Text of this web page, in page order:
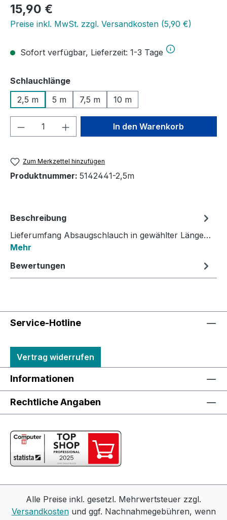
Regulärer Preis:
15,90 €
Preise inkl. MwSt. zzgl. Versandkosten (5,90 €)
Sofort verfügbar, Lieferzeit: 1-3 Tage
Schlauchlängeauswählen
2,5 m
5 m 7,5 m 10 m
Produkt Anzahl: Gib denIn den Warenkorb
Zum Merkzettel hinzufügen
Produktnummer: 5142441-2,5m
Beschreibung
Lieferumfang Absaugschlauch in gewählter Länge…
Mehr
Bewertungen
Service-Hotline
Vertrag widerrufen
Informationen
Rechtliche Angaben
Alle Preise inkl. gesetzl. Mehrwertsteuer zzgl.
Versandkostenund ggf. Nachnahmegebühren, wenn